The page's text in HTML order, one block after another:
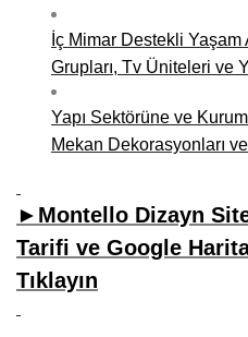
İç Mimar Destekli Yaşam
Grupları, Tv Üniteleri ve
Yapı Sektörüne ve
Mekan Dekorasyonları
►Montello Dizayn
Tarifi ve Google
Tıklayın